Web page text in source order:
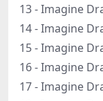
13 - Imagine
14 - Imagine
15 - Imagine
16 - Imagine
17 - Imagine